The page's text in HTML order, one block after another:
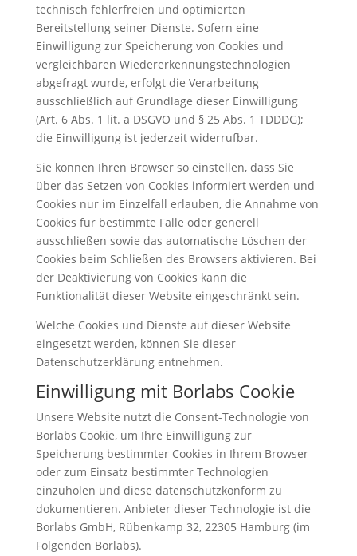
technisch fehlerfreien und optimierten
Bereitstellung seiner Dienste. Sofern eine
Einwilligung zur Speicherung von Cookies und
vergleichbaren Wiedererkennungstechnologien
abgefragt wurde, erfolgt die Verarbeitung
ausschließlich auf Grundlage dieser Einwilligung
(Art. 6 Abs. 1 lit. a DSGVO und § 25 Abs. 1 TDDDG);
die Einwilligung ist jederzeit widerrufbar.
Sie können Ihren Browser so einstellen, dass Sie
über das Setzen von Cookies informiert werden und
Cookies nur im Einzelfall erlauben, die Annahme von
Cookies für bestimmte Fälle oder generell
ausschließen sowie das automatische Löschen der
Cookies beim Schließen des Browsers aktivieren. Bei
der Deaktivierung von Cookies kann die
Funktionalität dieser Website eingeschränkt sein.
Welche Cookies und Dienste auf dieser Website
eingesetzt werden, können Sie dieser
Datenschutzerklärung entnehmen.
Einwilligung mit Borlabs Cookie
Unsere Website nutzt die Consent-Technologie von
Borlabs Cookie, um Ihre Einwilligung zur
Speicherung bestimmter Cookies in Ihrem Browser
oder zum Einsatz bestimmter Technologien
einzuholen und diese datenschutzkonform zu
dokumentieren. Anbieter dieser Technologie ist die
Borlabs GmbH, Rübenkamp 32, 22305 Hamburg (im
Folgenden Borlabs).